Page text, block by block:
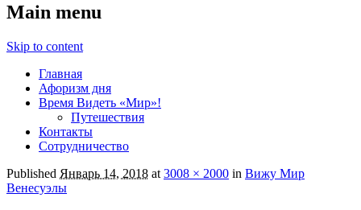
Main menu
Skip to content
Главная
Афоризм дня
Время Видеть «Мир»!
Путешествия
Контакты
Сотрудничество
Published Январь 14, 2018 at 3008 × 2000 in Вижу Мир
Венесуэлы